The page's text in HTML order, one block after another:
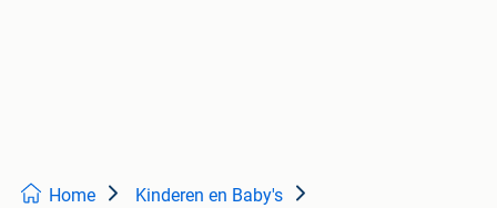
Home Kinderen en Baby's